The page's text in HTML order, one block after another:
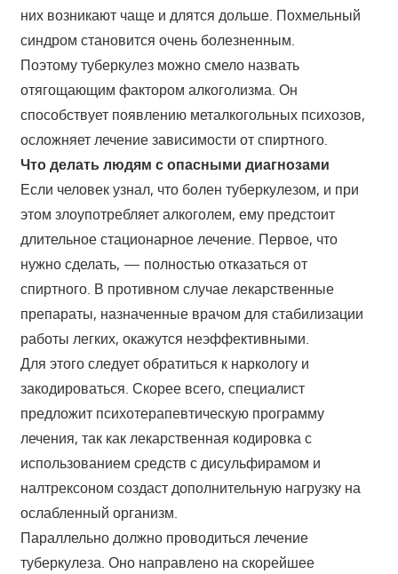
них возникают чаще и длятся дольше. Похмельный
синдром становится очень болезненным.
Поэтому туберкулез можно смело назвать
отягощающим фактором алкоголизма. Он
способствует появлению металкогольных психозов,
осложняет лечение зависимости от спиртного.
Что делать людям с опасными диагнозами
Если человек узнал, что болен туберкулезом, и при
этом злоупотребляет алкоголем, ему предстоит
длительное стационарное лечение. Первое, что
нужно сделать, — полностью отказаться от
спиртного. В противном случае лекарственные
препараты, назначенные врачом для стабилизации
работы легких, окажутся неэффективными.
Для этого следует обратиться к наркологу и
закодироваться. Скорее всего, специалист
предложит психотерапевтическую программу
лечения, так как лекарственная кодировка с
использованием средств с дисульфирамом и
налтрексоном создаст дополнительную нагрузку на
ослабленный организм.
Параллельно должно проводиться лечение
туберкулеза. Оно направлено на скорейшее